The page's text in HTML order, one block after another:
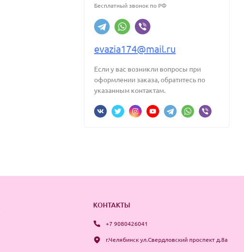
Бесплатный звонок по РФ
evazia174@mail.ru
Если у вас возникли вопросы при
оформлении заказа, обратитесь по
указанным контактам.
КОНТАКТЫ
+7 9080426041
г.Челябинск ул.Свердловский проспект д.8а